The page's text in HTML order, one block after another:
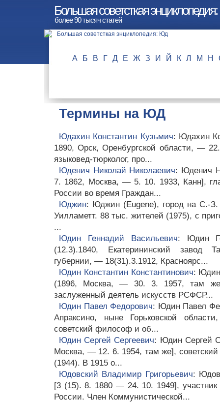
Большая советсткая
более 90 тысяч статей
А Б В Г Д Е Ж З И Й К Л М Н
Термины на ЮД
Юдахин Константин Кузьмич: Юдахин
1890, Орск, Оренбургской области, —
языковед-тюрколог, про...
Юденич Николай Николаевич: Юденич
7. 1862, Москва, — 5. 10. 1933, Канн],
России во время Граждан...
Юджин: Юджин (Eugene), город на С.-
Уилламетт. 88 тыс. жителей (1975), с
...
Юдин Геннадий Васильевич: Юдин
(12.3).1840, Екатерининский завод
губернии, — 18(31).3.1912, Красноярс...
Юдин Константин Константинович: Юдин
(1896, Москва, — 30. 3. 1957, там же),
заслуженный деятель искусств РСФСР...
Юдин Павел Федорович: Юдин Павел
Апраксино, ныне Горьковской
советский философ и об...
Юдин Сергей Сергеевич: Юдин Сергей
Москва, — 12. 6. 1954, там же],
(1944). В 1915 о...
Юдовский Владимир Григорьевич:
[3 (15). 8. 1880 — 24. 10. 1949],
России. Член Коммунистической...